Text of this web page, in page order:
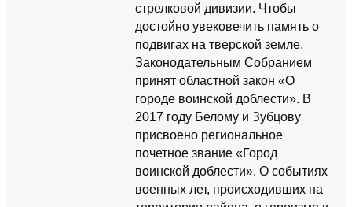
стрелковой дивизии. Чтобы
достойно увековечить память о
подвигах на тверской земле,
Законодательным Собранием
принят областной закон «О
городе воинской доблести». В
2017 году Белому и Зубцову
присвоено региональное
почетное звание «Город
воинской доблести». О событиях
военных лет, происходивших на